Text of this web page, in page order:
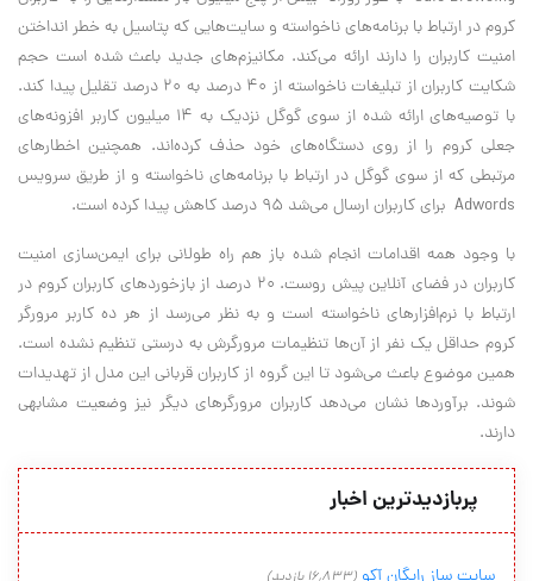
کروم در ارتباط با برنامه‌های ناخواسته و سایت‌هایی که پتاسیل به خطر انداختن
امنیت کاربران را دارند ارائه می‌کند. مکانیزم‌های جدید باعث شده است حجم
شکایت کاربران از تبلیغات ناخواسته از 40 درصد به 20 درصد تقلیل پیدا کند.
با توصیه‌های ارائه شده از سوی گوگل نزدیک به 14 میلیون کاربر افزونه‌های
جعلی کروم را از روی دستگاه‌های خود حذف کرده‌اند. همچنین اخطارهای
مرتبطی که از سوی گوگل در ارتباط با برنامه‌های ناخواسته و از طریق سرویس
Adwords برای کاربران ارسال می‌شد 95 درصد کاهش پیدا کرده است.
با وجود همه اقدامات انجام شده باز هم راه طولانی برای ایمن‌سازی امنیت
کاربران در فضای آنلاین پیش روست. 20 درصد از بازخوردهای کاربران کروم در
ارتباط با نرم‌افزارهای ناخواسته است و به نظر می‌رسد از هر ده کاربر مرورگر
کروم حداقل یک نفر از آن‌ها تنظیمات مرورگرش به درستی تنظیم نشده است.
همین موضوع باعث می‌شود تا این گروه از کاربران قربانی این مدل از تهدیدات
شوند. برآوردها نشان می‌دهد کاربران مرورگرهای دیگر نیز وضعیت مشابهی
دارند.
پربازدیدترین اخبار